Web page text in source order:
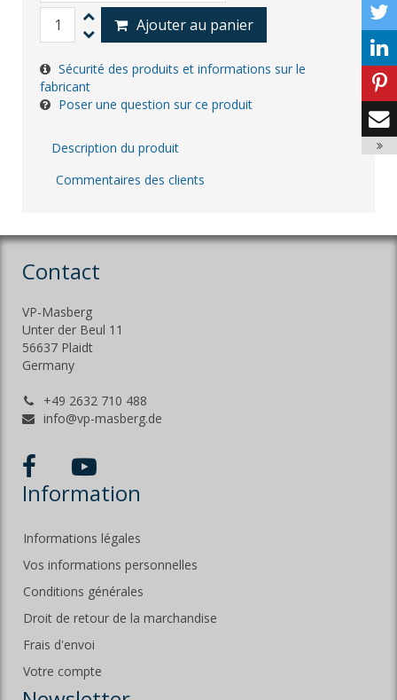
Ajouter au panier
Sécurité des produits et informations sur le
fabricant
Poser une question sur ce produit
Description du produit
Commentaires des clients
Contact
VP-Masberg
Unter der Beul 11
56637 Plaidt
Germany
+49 2632 710 488
info@vp-masberg.de
Information
Informations légales
Vos informations personnelles
Conditions générales
Droit de retour de la marchandise
Frais d'envoi
Votre compte